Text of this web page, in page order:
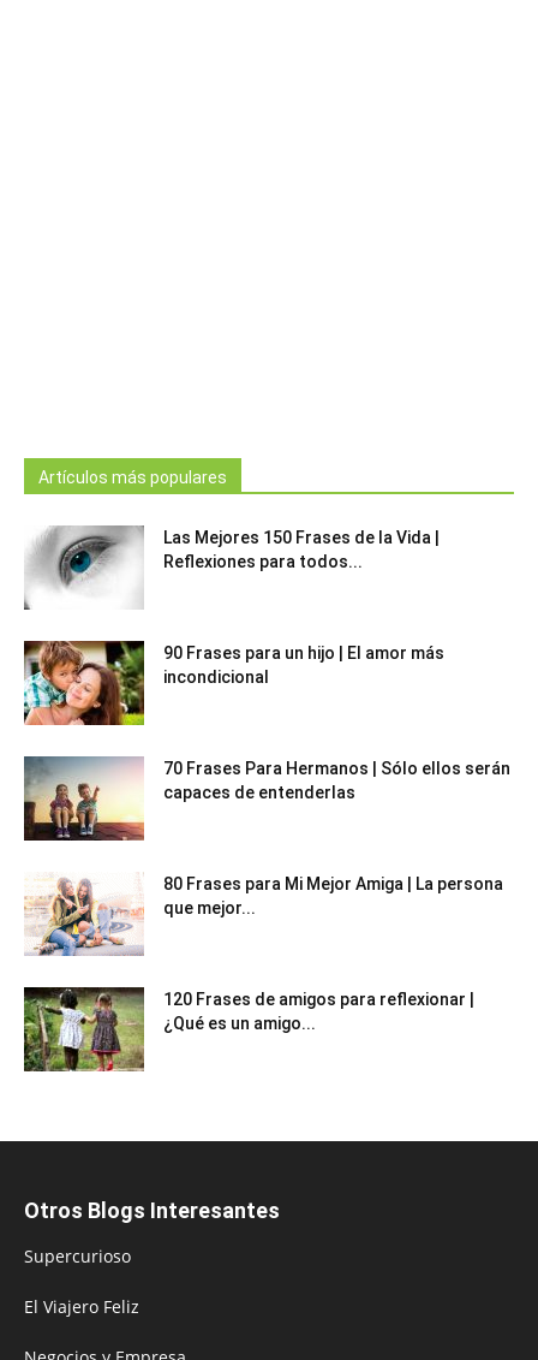
Artículos más populares
Las Mejores 150 Frases de la Vida |
Reflexiones para todos...
90 Frases para un hijo | El amor más
incondicional
70 Frases Para Hermanos | Sólo ellos serán
capaces de entenderlas
80 Frases para Mi Mejor Amiga | La persona
que mejor...
120 Frases de amigos para reflexionar |
¿Qué es un amigo...
Otros Blogs Interesantes
Supercurioso
El Viajero Feliz